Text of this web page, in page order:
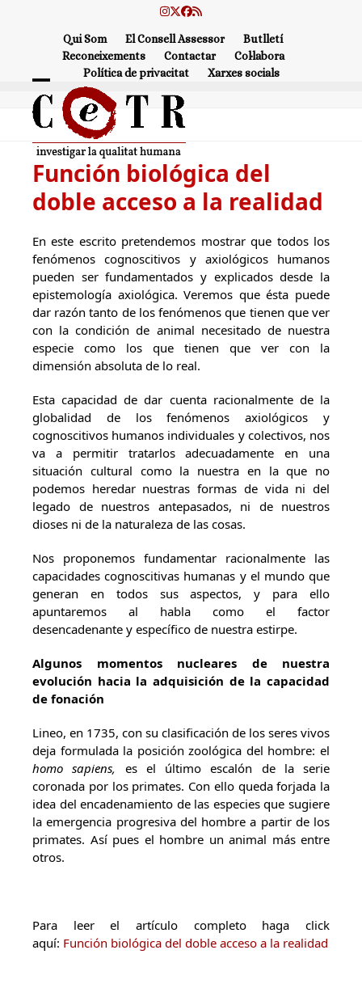
Instagram
Twitter
Facebook
RSS
Qui Som El Consell Assessor
Butlletí
Reconeixements
Contactar
Col·labora
Política de privacitat
Xarxes socials
Open
mobile
menu
Close
mobile
menu
Función biológica del
doble acceso a la realidad
En este escrito pretendemos mostrar que todos los
fenómenos cognoscitivos y axiológicos humanos
pueden ser fundamentados y explicados desde la
epistemología axiológica. Veremos que ésta puede
dar razón tanto de los fenómenos que tienen que ver
con la condición de animal necesitado de nuestra
especie como los que tienen que ver con la
dimensión absoluta de lo real.
Esta capacidad de dar cuenta racionalmente de la
globalidad de los fenómenos axiológicos y
cognoscitivos humanos individuales y colectivos, nos
va a permitir tratarlos adecuadamente en una
situación cultural como la nuestra en la que no
podemos heredar nuestras formas de vida ni del
legado de nuestros antepasados, ni de nuestros
dioses ni de la naturaleza de las cosas.
Nos proponemos fundamentar racionalmente las
capacidades cognoscitivas humanas y el mundo que
generan en todos sus aspectos, y para ello
apuntaremos al habla como el factor
desencadenante y específico de nuestra estirpe.
Algunos momentos nucleares de nuestra
evolución hacia la adquisición de la capacidad
de fonación
Lineo, en 1735, con su clasificación de los seres vivos
deja formulada la posición zoológica del hombre: el
homo sapiens, es el último escalón de la serie
coronada por los primates. Con ello queda forjada la
idea del encadenamiento de las especies que sugiere
la emergencia progresiva del hombre a partir de los
primates. Así pues el hombre un animal más entre
otros.
Para leer el artículo completo haga click
aquí: Función biológica del doble acceso a la realidad